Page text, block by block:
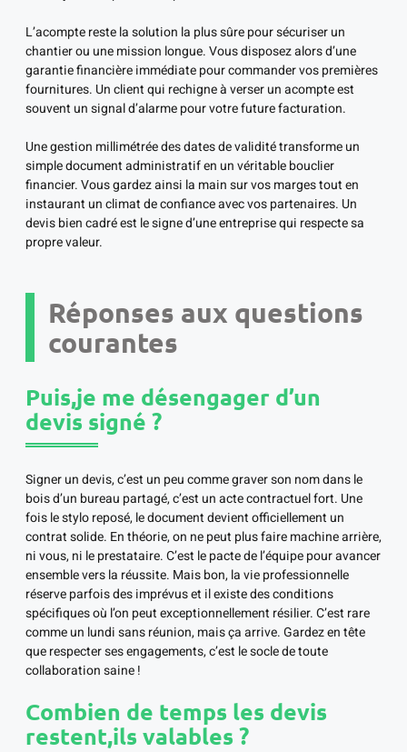
L’acompte reste la solution la plus sûre pour sécuriser un
chantier ou une mission longue. Vous disposez alors d’une
garantie financière immédiate pour commander vos premières
fournitures. Un client qui rechigne à verser un acompte est
souvent un signal d’alarme pour votre future facturation.
Une gestion millimétrée des dates de validité transforme un
simple document administratif en un véritable bouclier
financier. Vous gardez ainsi la main sur vos marges tout en
instaurant un climat de confiance avec vos partenaires. Un
devis bien cadré est le signe d’une entreprise qui respecte sa
propre valeur.
Réponses aux questions
courantes
Puis,je me désengager d’un
devis signé ?
Signer un devis, c’est un peu comme graver son nom dans le
bois d’un bureau partagé, c’est un acte contractuel fort. Une
fois le stylo reposé, le document devient officiellement un
contrat solide. En théorie, on ne peut plus faire machine arrière,
ni vous, ni le prestataire. C’est le pacte de l’équipe pour avancer
ensemble vers la réussite. Mais bon, la vie professionnelle
réserve parfois des imprévus et il existe des conditions
spécifiques où l’on peut exceptionnellement résilier. C’est rare
comme un lundi sans réunion, mais ça arrive. Gardez en tête
que respecter ses engagements, c’est le socle de toute
collaboration saine !
Combien de temps les devis
restent,ils valables ?